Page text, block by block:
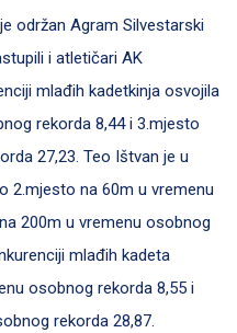
održan Agram Silvestarski
i atletičari AK
mlađih kadetkinja osvojila
rekorda 8,44 i 3.mjesto
27,23. Teo Ištvan je u
2.mjesto na 60m u vremenu
200m u vremenu osobnog
mlađih kadeta
osobnog rekorda 8,55 i
rekorda 28,87.